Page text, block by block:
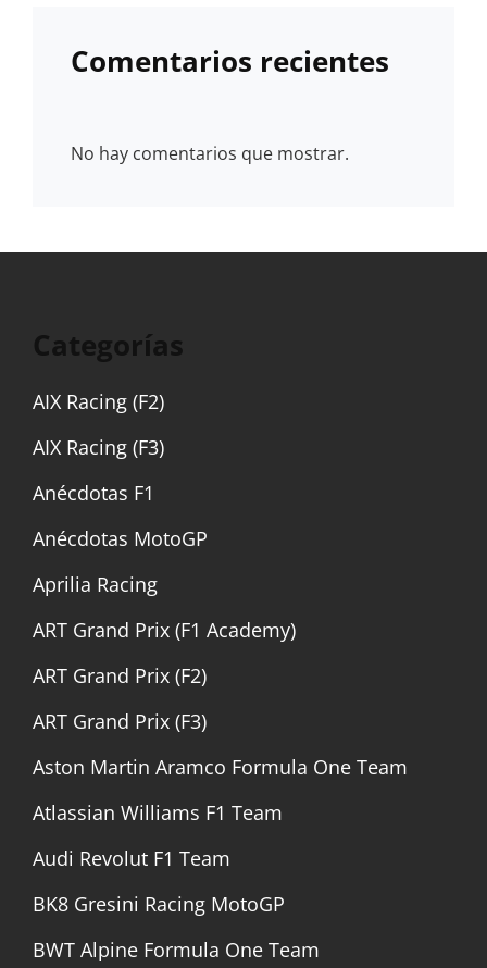
Comentarios recientes
No hay comentarios que mostrar.
Categorías
AIX Racing (F2)
AIX Racing (F3)
Anécdotas F1
Anécdotas MotoGP
Aprilia Racing
ART Grand Prix (F1 Academy)
ART Grand Prix (F2)
ART Grand Prix (F3)
Aston Martin Aramco Formula One Team
Atlassian Williams F1 Team
Audi Revolut F1 Team
BK8 Gresini Racing MotoGP
BWT Alpine Formula One Team